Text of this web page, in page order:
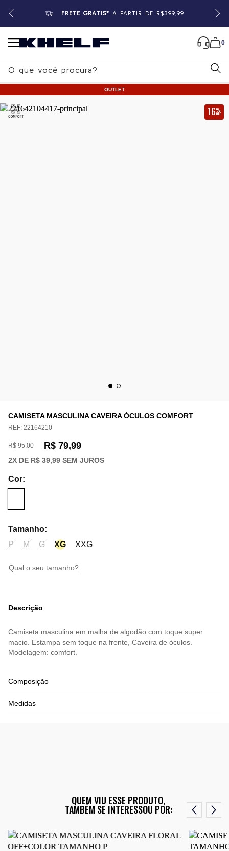
FRETE GRÁTIS* A PARTIR DE R$399,99
0
B
u
s
c
a
OUTLET
16%
OFF
CAMISETA MASCULINA CAVEIRA ÓCULOS COMFORT
REF: 22164210
R$ 95,00 R$ 79,99
2X DE R$ 39,99 SEM JUROS
Cor:
Tamanho:
P
M G XG XXG
qual o seu tamanho?
Descrição
Camiseta masculina em malha de algodão com toque super
macio. Estampa sem toque na frente, Caveira de óculos.
Modelagem: comfort.
Composição
Medidas
QUEM VIU ESSE PRODUTO,
TAMBÉM SE INTERESSOU POR: